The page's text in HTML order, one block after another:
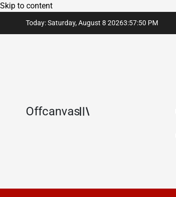
Skip to content
Today: Saturday, August 8 20263:57:50 PM
Offcanvas